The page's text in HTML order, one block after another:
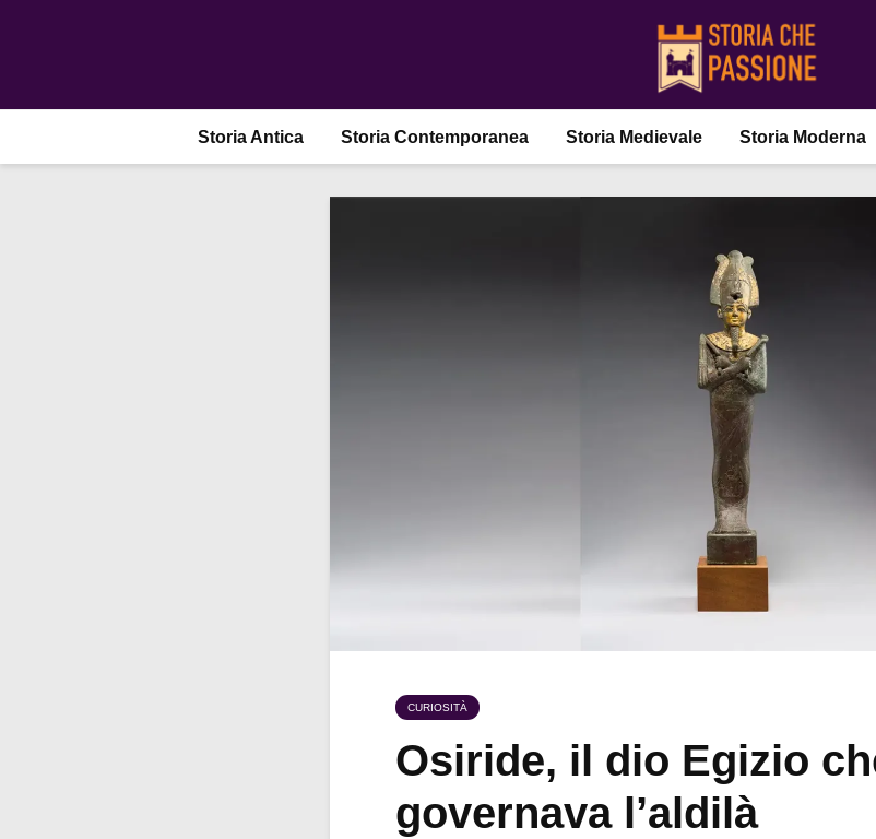
Storia Antica Storia Contemporanea Storia Medievale Storia Moderna
CURIOSITÀ
Osiride, il dio Egizio
governava l’aldilà